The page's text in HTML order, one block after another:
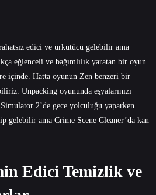
edici ve ürkütücü gelebilir ama
eğlenceli ve bağımlılık yaratan bir oyun
içinde. Hatta oyunun Zen benzeri bir
Unpacking oyununda eşyalarınızı
2’de gece yolculuğu yaparken
gelebilir ama Crime Scene Cleaner’da kan
Edici Temizlik ve